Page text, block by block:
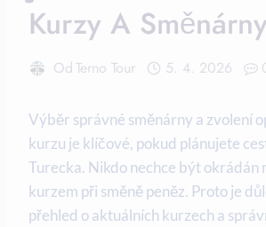
Kurzy A Směnárny
OdTerno Tour 5. 4. 2026
Výběr správné směnárny a zvolení
kurzu je klíčové, pokud plánujete
Turecka. Nikdo nechce být okrádán
kurzem při směně peněz. Proto je
přehled o aktuálních kurzech a